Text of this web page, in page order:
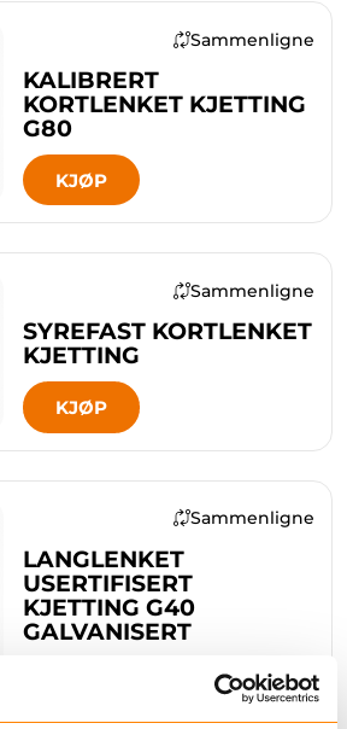
Sammenligne
KALIBRERT
KORTLENKET KJETTING
G80
KJØP
Sammenligne
SYREFAST KORTLENKET
KJETTING
KJØP
Sammenligne
LANGLENKET
USERTIFISERT
KJETTING G40
GALVANISERT